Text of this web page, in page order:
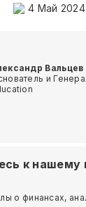
4 Май 2024
Вальцев
и
к нашему
о финансах,